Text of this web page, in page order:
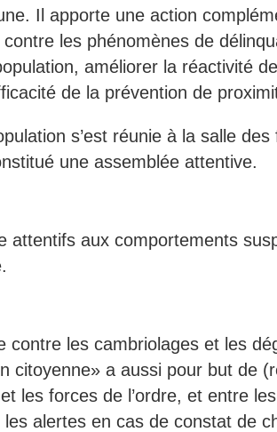
Il apporte une action
les phénomènes de
améliorer la réactivité
de la prévention de
s’est réunie à la salle
une assemblée attentive.
attentifs aux comportements
contre les cambriolages et les
citoyenne» a aussi pour but de
les forces de l’ordre, et entre
alertes en cas de constat de